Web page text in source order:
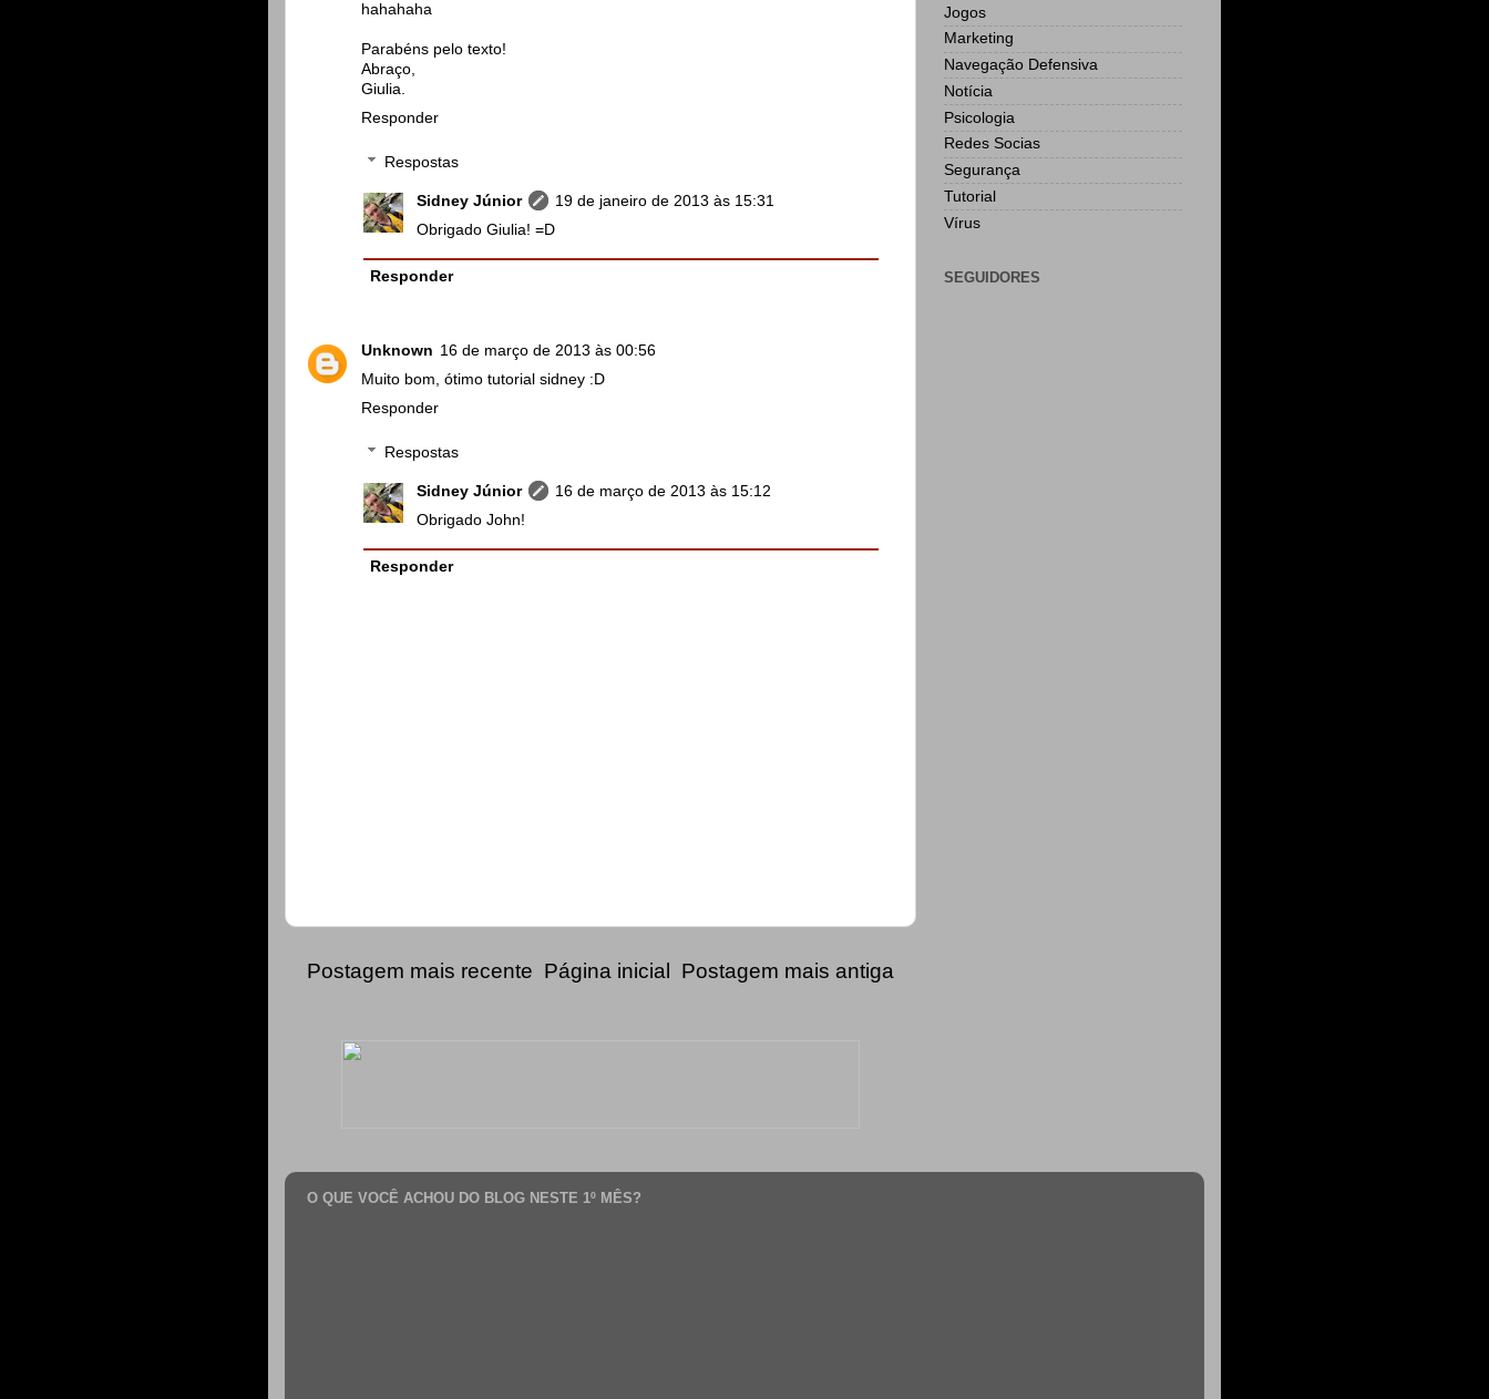
hahahaha
Parabéns pelo texto!
Abraço,
Giulia.
Responder
Respostas
Sidney Júnior
19 de janeiro de 2013 às 15:31
Obrigado Giulia! =D
Responder
Unknown 16 de março de 2013 às 00:56
Muito bom, ótimo tutorial sidney :D
Responder
Respostas
Sidney Júnior
16 de março de 2013 às 15:12
Obrigado John!
Responder
Postagem mais recente Postagem mais antiga
Página inicial
Jogos
Marketing
Navegação Defensiva
Notícia
Psicologia
Redes Socias
Segurança
Tutorial
Vírus
SEGUIDORES
O QUE VOCÊ ACHOU DO BLOG NESTE 1º MÊS?